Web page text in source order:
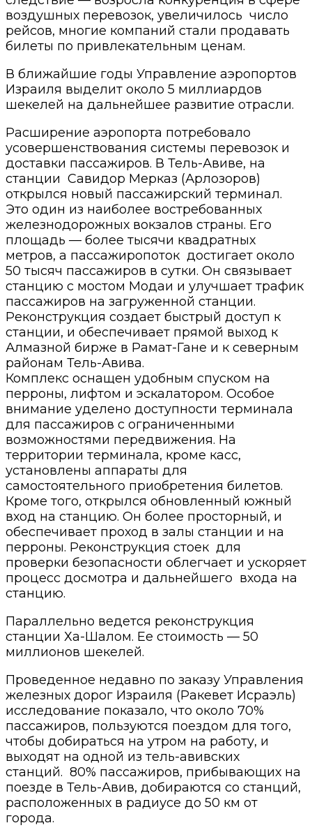
воздушных перевозок, увеличилось число
рейсов, многие компаний стали продавать
билеты по привлекательным ценам.
В ближайшие годы Управление аэропортов
Израиля выделит около 5 миллиардов
шекелей на дальнейшее развитие отрасли.
Расширение аэропорта потребовало
усовершенствования системы перевозок и
доставки пассажиров. В Тель-Авиве, на
станции Савидор Мерказ (Арлозоров)
открылся новый пассажирский терминал.
Это один из наиболее востребованных
железнодорожных вокзалов страны. Его
площадь — более тысячи квадратных
метров, а пассажиропоток достигает около
50 тысяч пассажиров в сутки. Он связывает
станцию с мостом Модаи и улучшает трафик
пассажиров на загруженной станции.
Реконструкция создает быстрый доступ к
станции, и обеспечивает прямой выход к
Алмазной бирже в Рамат-Гане и к северным
районам Тель-Авива.
Комплекс оснащен удобным спуском на
перроны, лифтом и эскалатором. Особое
внимание уделено доступности терминала
для пассажиров с ограниченными
возможностями передвижения. На
территории терминала, кроме касс,
установлены аппараты для
самостоятельного приобретения билетов.
Кроме того, открылся обновленный южный
вход на станцию. Он более просторный, и
обеспечивает проход в залы станции и на
перроны. Реконструкция стоек для
проверки безопасности облегчает и ускоряет
процесс досмотра и дальнейшего входа на
станцию.
Параллельно ведется реконструкция
станции Ха-Шалом. Ее стоимость — 50
миллионов шекелей.
Проведенное недавно по заказу Управления
железных дорог Израиля (Ракевет Исраэль)
исследование показало, что около 70%
пассажиров, пользуются поездом для того,
чтобы добираться на утром на работу, и
выходят на одной из тель-авивских
станций. 80% пассажиров, прибывающих на
поезде в Тель-Авив, добираются со станций,
расположенных в радиусе до 50 км от
города.